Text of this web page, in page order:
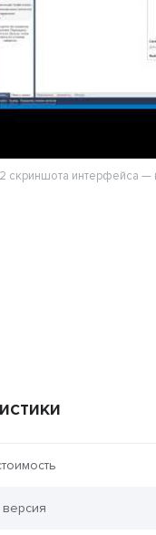
скриншота интерфейса —
версия